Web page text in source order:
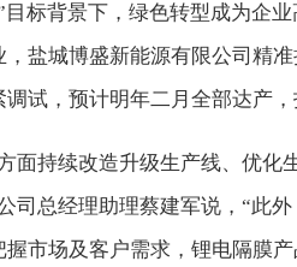
目标背景下，绿色转型成为企
，盐城博盛新能源有限公司精
调试，预计明年二月全部达产
面持续改造升级生产线、优化
司总经理助理蔡建军说，“此
握市场及客户需求，锂电隔膜